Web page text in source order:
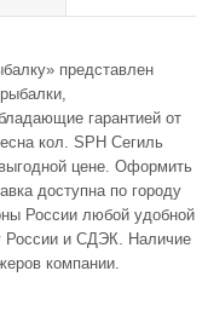
представлен
гарантией от
кол. SPH Сегиль
цене. Оформить
доступна по городу
России любой удобной
России и СДЭК. Наличие
компании.